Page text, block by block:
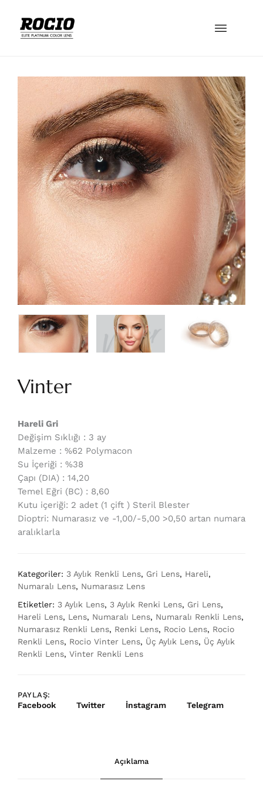
Vinter
Hareli Gri
Değişim Sıklığı : 3 ay
Malzeme : %62 Polymacon
Su İçeriği : %38
Çapı (DIA) : 14,20
Temel Eğri (BC) : 8,60
Kutu içeriği: 2 adet (1 çift ) Steril Blester
Dioptri: Numarasız ve -1,00/-5,00 >0,50 artan numara
aralıklarla
Kategoriler: 3 Aylık Renkli Lens, Gri Lens, Hareli,
Numaralı Lens, Numarasız Lens
Etiketler: 3 Aylık Lens, 3 Aylık Renki Lens, Gri Lens,
Hareli Lens, Lens, Numaralı Lens, Numaralı Renkli Lens,
Numarasız Renkli Lens, Renki Lens, Rocio Lens, Rocio
Renkli Lens, Rocio Vinter Lens, Üç Aylık Lens, Üç Aylık
Renkli Lens, Vinter Renkli Lens
PAYLAŞ:
Facebook Twitter İnstagram Telegram
Açıklama